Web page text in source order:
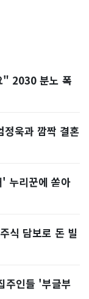
" 2030 분노 폭
욱과 깜짝 결혼
누리꾼에 쏟아
식 담보로 돈 빌
주인들 '부글부